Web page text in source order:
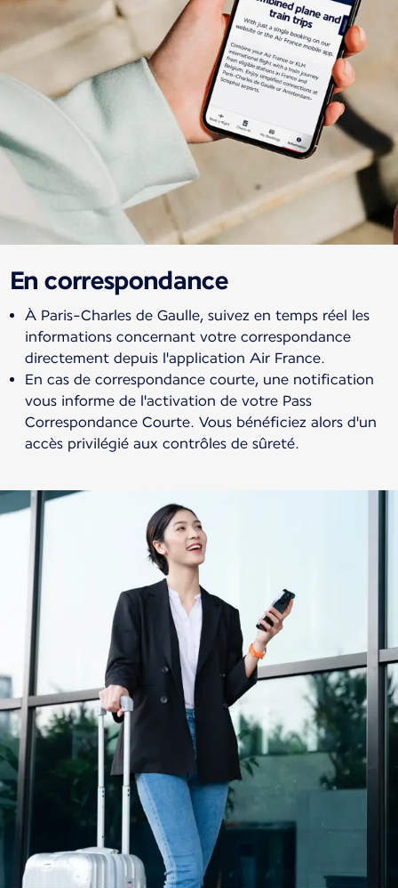
En correspondance
À Paris-Charles de Gaulle, suivez en temps réel les
informations concernant votre correspondance
directement depuis l'application Air France.
En cas de correspondance courte, une notification
vous informe de l'activation de votre Pass
Correspondance Courte. Vous bénéficiez alors d'un
accès privilégié aux contrôles de sûreté.